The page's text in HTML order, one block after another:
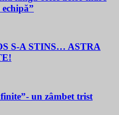
S-A STINS… ASTRA
un zâmbet trist